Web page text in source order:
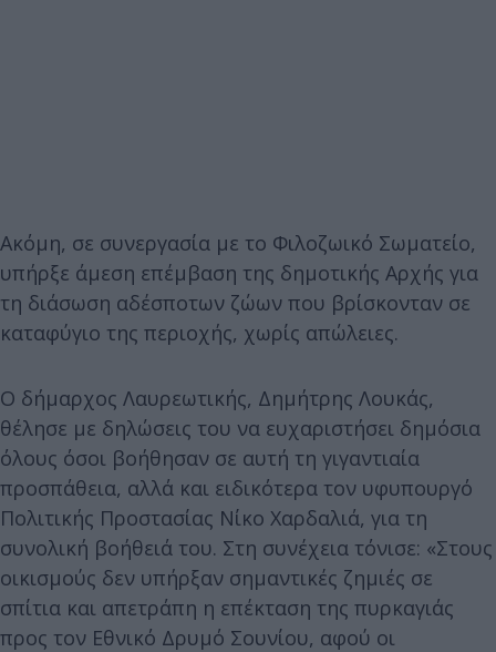
Ακόμη, σε συνεργασία με το Φιλοζωικό Σωματείο,
υπήρξε άμεση επέμβαση της δημοτικής Αρχής για
τη διάσωση αδέσποτων ζώων που βρίσκονταν σε
καταφύγιο της περιοχής, χωρίς απώλειες.
Ο δήμαρχος Λαυρεωτικής, Δημήτρης Λουκάς,
θέλησε με δηλώσεις του να ευχαριστήσει δημόσια
όλους όσοι βοήθησαν σε αυτή τη γιγαντιαία
προσπάθεια, αλλά και ειδικότερα τον υφυπουργό
Πολιτικής Προστασίας Νίκο Χαρδαλιά, για τη
συνολική βοήθειά του. Στη συνέχεια τόνισε: «Στους
οικισμούς δεν υπήρξαν σημαντικές ζημιές σε
σπίτια και απετράπη η επέκταση της πυρκαγιάς
προς τον Εθνικό Δρυμό Σουνίου, αφού οι